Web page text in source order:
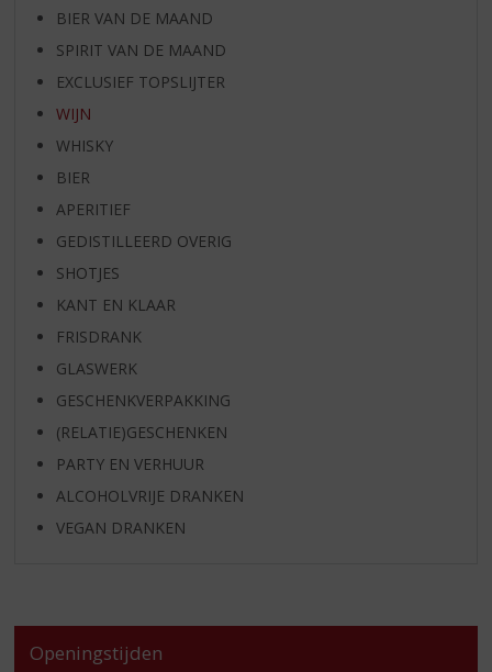
BIER VAN DE MAAND
SPIRIT VAN DE MAAND
EXCLUSIEF TOPSLIJTER
WIJN
WHISKY
BIER
APERITIEF
GEDISTILLEERD OVERIG
SHOTJES
KANT EN KLAAR
FRISDRANK
GLASWERK
GESCHENKVERPAKKING
(RELATIE)GESCHENKEN
PARTY EN VERHUUR
ALCOHOLVRIJE DRANKEN
VEGAN DRANKEN
Openingstijden